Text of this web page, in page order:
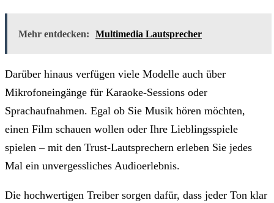
Mehr entdecken: Multimedia Lautsprecher
Darüber hinaus verfügen viele Modelle auch über
Mikrofoneingänge für Karaoke-Sessions oder
Sprachaufnahmen. Egal ob Sie Musik hören möchten,
einen Film schauen wollen oder Ihre Lieblingsspiele
spielen – mit den Trust-Lautsprechern erleben Sie jedes
Mal ein unvergessliches Audioerlebnis.
Die hochwertigen Treiber sorgen dafür, dass jeder Ton klar